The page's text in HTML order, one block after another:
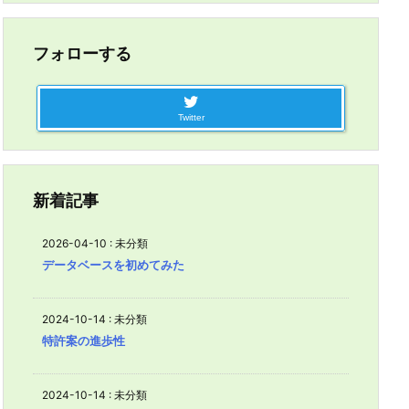
フォローする
Twitter
新着記事
2026-04-10 : 未分類
データベースを初めてみた
2024-10-14 : 未分類
特許案の進歩性
2024-10-14 : 未分類